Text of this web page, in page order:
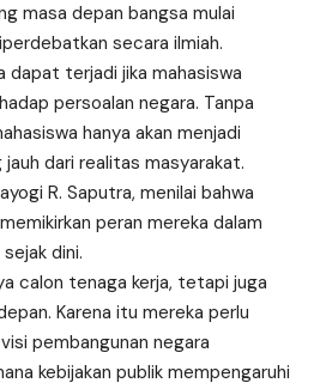
masa depan bangsa mulai
secara ilmiah.
dapat terjadi jika mahasiswa
persoalan negara. Tanpa
hanya akan menjadi
dari realitas masyarakat.
R. Saputra, menilai bahwa
peran mereka dalam
dini.
calon tenaga kerja, tetapi juga
Karena itu mereka perlu
pembangunan negara
kebijakan publik mempengaruhi